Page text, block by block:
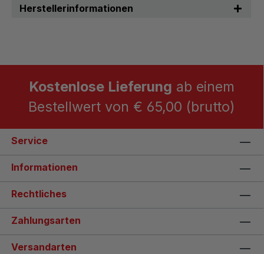
Herstellerinformationen
Kostenlose Lieferung ab einem
Bestellwert von € 65,00 (brutto)
Service
Informationen
Rechtliches
Zahlungsarten
Versandarten